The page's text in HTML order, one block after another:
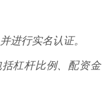
进行实名认证。
杠杆比例、配资金